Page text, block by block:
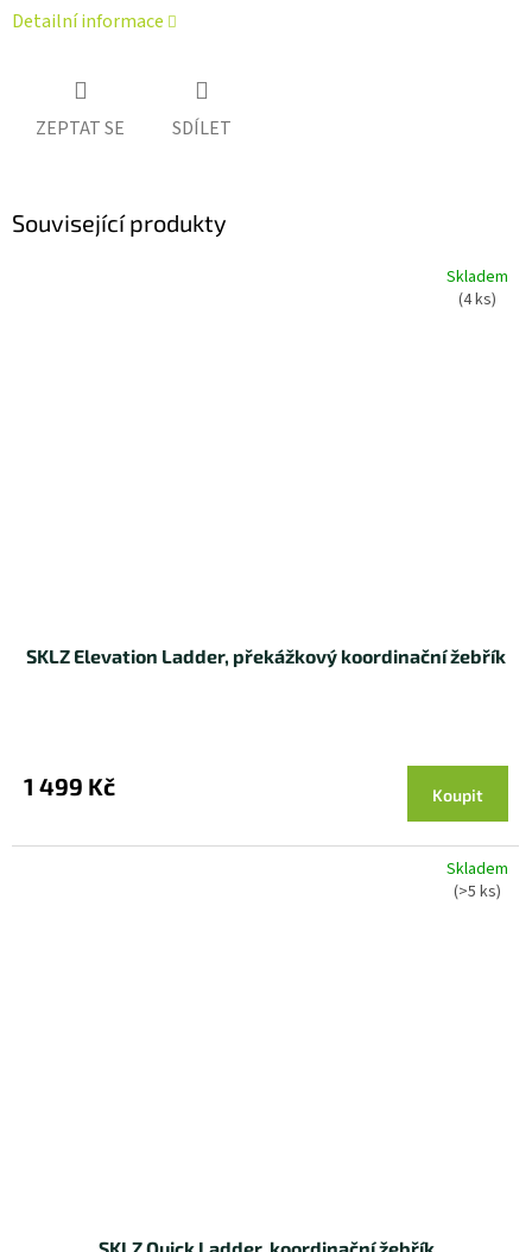
Detailní informace
ZEPTAT SE SDÍLET
Související produkty
Skladem
(4 ks)
SKLZ Elevation Ladder, překážkový koordinační žebřík
1 499 Kč Koupit
Skladem
(>5 ks)